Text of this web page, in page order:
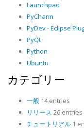
Launchpad
PyCharm
PyDev - Eclipse
PyQt
Python
Ubuntu
カテゴリー
一般 14 entries
リリース 26 entries
チュートリアル 1